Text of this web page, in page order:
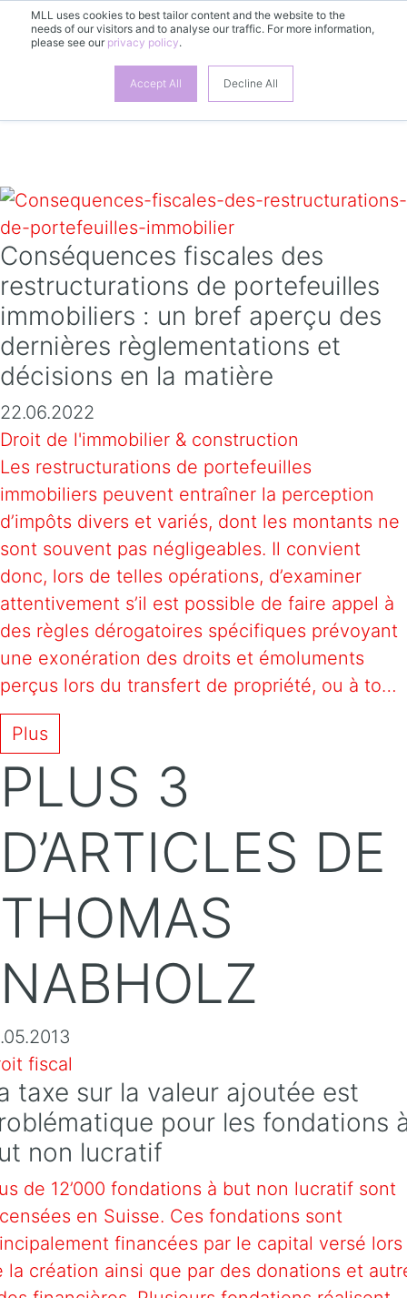
MLL uses cookies to best tailor content and the website to the
needs of our visitors and to analyse our traffic. For more information,
please see our privacy policy.
Accept All Decline All
Conséquences fiscales des
restructurations de portefeuilles
immobiliers : un bref aperçu des
dernières règlementations et
décisions en la matière
22.06.2022
Droit de l'immobilier & construction
Les restructurations de portefeuilles
immobiliers peuvent entraîner la perception
d’impôts divers et variés, dont les montants ne
sont souvent pas négligeables. Il convient
donc, lors de telles opérations, d’examiner
attentivement s’il est possible de faire appel à
des règles dérogatoires spécifiques prévoyant
une exonération des droits et émoluments
perçus lors du transfert de propriété, ou à to…
Plus
PLUS 3
D’ARTICLES DE
THOMAS
NABHOLZ
fiscal
taxe sur la valeur ajoutée est
pour les fondations
non lucratif
de 12’000 fondations à but non lucratif sont
en Suisse. Ces fondations sont
financées par le capital versé lors
la création ainsi que par des donations et